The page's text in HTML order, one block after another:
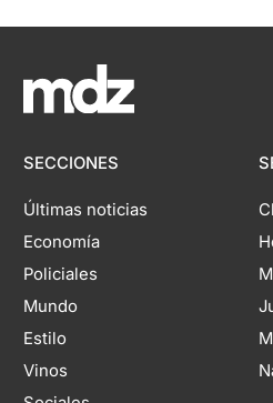
SECCIONES
Últimas noticias
Economía
Policiales
Mundo
Estilo
Vinos